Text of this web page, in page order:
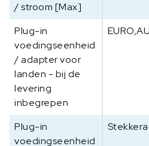
/ stroom [Max]
Plug-in
voedingseenheid
/ adapter voor
landen - bij de
levering
inbegrepen
Plug-in
voedingseenheid